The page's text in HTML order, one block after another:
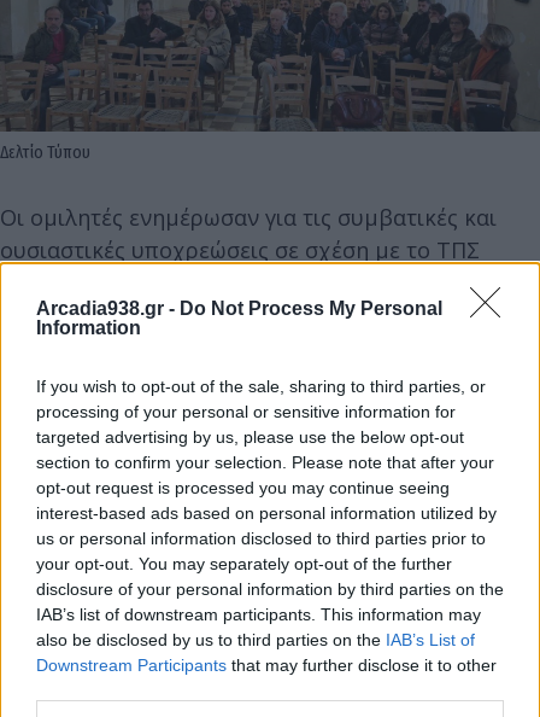
Arcadia938.gr - Do Not Process My Personal
Information
If you wish to opt-out of the sale, sharing to third parties, or
processing of your personal or sensitive information for
targeted advertising by us, please use the below opt-out
section to confirm your selection. Please note that after your
opt-out request is processed you may continue seeing
interest-based ads based on personal information utilized by
us or personal information disclosed to third parties prior to
your opt-out. You may separately opt-out of the further
disclosure of your personal information by third parties on the
IAB’s list of downstream participants. This information may
also be disclosed by us to third parties on the IAB’s List of
Downstream Participants that may further disclose it to other
Δελτίο Τύπου
Οι ομιλητές ενημέρωσαν για τις συμβατικές και
ουσιαστικές υποχρεώσεις σε σχέση με το ΤΠΣ
χρονοδιάγραμμα, δημόσια διαβούλευση) και
προβληματισμούς και τα κρίσιμα θέματα που
απασχολούν τους Δημότες και απάντησαν σε
ερωτήματα που τέθηκαν από το κοινό.